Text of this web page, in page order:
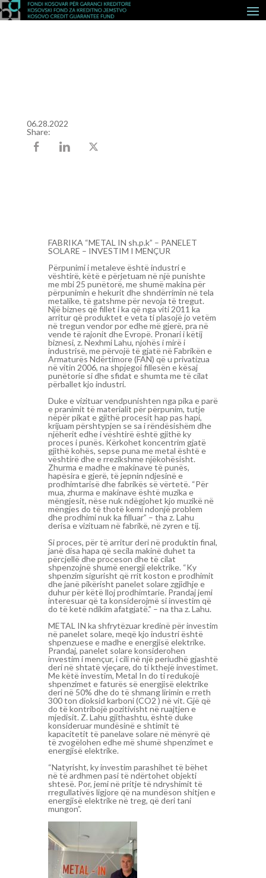
06.28.2022
Share:
FABRIKA “METAL IN sh.p.k” – PANELET
SOLARE – INVESTIM I MENÇUR
Përpunimi i metaleve është industri e
vështirë, këtë e përjetuam në një punishte
me mbi 25 punëtorë, me shumë makina për
përpunimin e hekurit dhe shndërrimin në tela
metalike, të gatshme për nevoja të tregut.
Një biznes që fillet i ka që nga viti 2011 ka
arritur që produktet e veta ti plasojë jo vetëm
në tregun vendor por edhe më gjerë, pra në
vende të rajonit dhe Evropë. Pronari i këtij
biznesi, z. Nexhmi Lahu, njohës i mirë i
industrisë, me përvojë të gjatë në Fabrikën e
Armaturës Ndërtimore (FAN) që u privatizua
në vitin 2006, na shpjegoi fillesën e kësaj
punëtorie si dhe sfidat e shumta me të cilat
përballet kjo industri.
Duke e vizituar vendpunishten nga pika e parë
e pranimit të materialit për përpunim, tutje
nëpër pikat e gjithë procesit hap pas hapi,
krijuam përshtypjen se sa i rëndësishëm dhe
njëherit edhe i vështirë është gjithë ky
proces i punës. Kërkohet koncentrim gjatë
gjithë kohës, sepse puna me metal është e
vështirë dhe e rrezikshme njëkohësisht.
Zhurma e madhe e makinave të punës,
hapësira e gjerë, të jepnin ndjesinë e
prodhimtarisë dhe fabrikës së vërtetë. “Për
mua, zhurma e makinave është muzika e
mëngjesit, nëse nuk ndëgjohet kjo muzikë në
mëngjes do të thotë kemi ndonjë problem
dhe prodhimi nuk ka filluar” – tha z. Lahu
derisa e vizituam në fabrikë, në zyren e tij.
Si proces, për të arritur deri në produktin final,
janë disa hapa që secila makinë duhet ta
përcjellë dhe proceson dhe të cilat
shpenzojnë shumë energji elektrike. “Ky
shpenzim sigurisht që rrit koston e prodhimit
dhe janë pikërisht panelet solare zgjidhje e
duhur për këtë lloj prodhimtarie. Prandaj jemi
interesuar që ta konsiderojmë si investim që
do të ketë ndikim afatgjatë.” – na tha z. Lahu.
METAL IN ka shfrytëzuar kredinë për investim
në panelet solare, meqë kjo industri është
shpenzuese e madhe e energjisë elektrike.
Prandaj, panelet solare konsiderohen
investim i mençur, i cili në një periudhë gjashtë
deri në shtatë vjeçare, do ti kthejë investimet.
Me këtë investim, Metal In do ti redukojë
shpenzimet e faturës së energjisë elektrike
deri në 50% dhe do të shmang lirimin e rreth
300 ton dioksid karboni (CO2 ) në vit. Gjë që
do të kontribojë pozitivisht në ruajtjen e
mjedisit. Z. Lahu gjithashtu, është duke
konsideruar mundësinë e shtimit të
kapacitetit të panelave solare në mënyrë që
të zvogëlohen edhe më shumë shpenzimet e
energjisë elektrike.
“Natyrisht, ky investim parashihet të bëhet
në të ardhmen pasi të ndërtohet objekti
shtesë. Por, jemi në pritje të ndryshimit të
rregullativës ligjore që na mundëson shitjen e
energjisë elektrike në treg, që deri tani
mungon”.